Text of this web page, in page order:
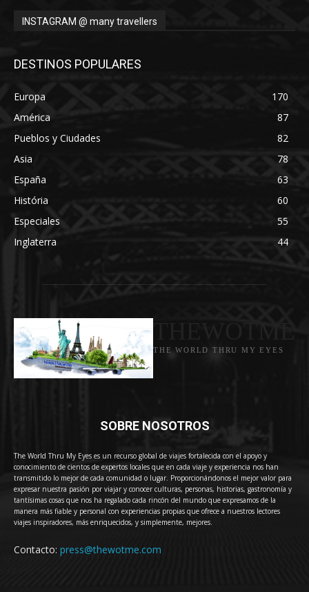
INSTAGRAM @ many travellers
DESTINOS POPULARES
Europa
170
América
87
Pueblos y Ciudades
82
Asia
78
España
63
História
60
Especiales
55
Inglaterra
44
THE WORLD THRU MY EYES
SOBRE NOSOTROS
The World Thru My Eyes es un recurso global de viajes fortalecida con el apoyo y
conocimiento de cientos de expertos locales que en cada viaje y experiencia nos han
transmitido lo mejor de cada comunidad o lugar. Proporcionándonos el mejor valor para
expresar nuestra pasión por viajar y conocer culturas, personas, historias, gastronomía y
tantísimas cosas que nos ha regalado cada rincón del mundo que expresamos de la
manera más fiable y personal con experiencias propias que ofrece a nuestros lectores
viajes inspiradores, más enriquecidos, y simplemente, mejores.
Contacto: press@thewotme.com